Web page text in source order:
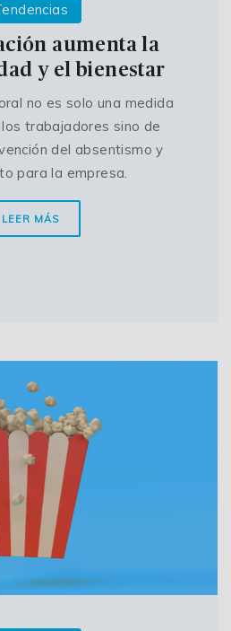
aumenta la
y el bienestar
no es solo una medida
trabajadores sino de
del absentismo y
para la empresa.
LEER MÁS